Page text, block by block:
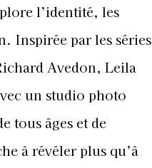
l’identité, les
Inspirée par les séries
Avedon, Leila
un studio photo
tous âges et de
à révéler plus qu’à